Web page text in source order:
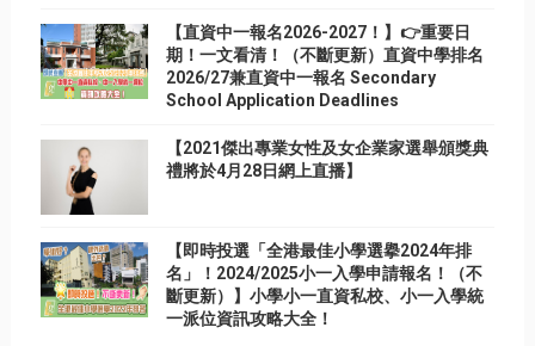
【直資中一報名2026-2027！】👉重要日
期！一文看清！（不斷更新）直資中學排名
2026/27兼直資中一報名 Secondary
School Application Deadlines
【2021傑出專業女性及女企業家選舉頒獎典
禮將於4月28日網上直播】
【即時投選「全港最佳小學選擧2024年排
名」！2024/2025小一入學申請報名！（不
斷更新）】小學小一直資私校、小一入學統
一派位資訊攻略大全！